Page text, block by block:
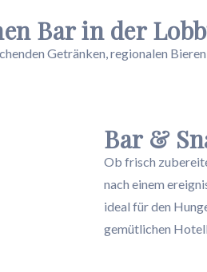
Bar in der
Getränken, regionalen
Bar &
Ob frisch
nach einem
ideal für den
gemütlichen